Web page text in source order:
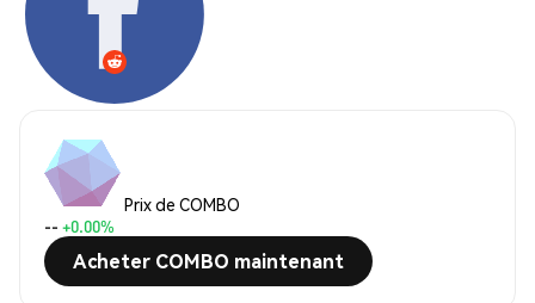
Prix de COMBO
-- +0.00%
Acheter COMBO maintenant